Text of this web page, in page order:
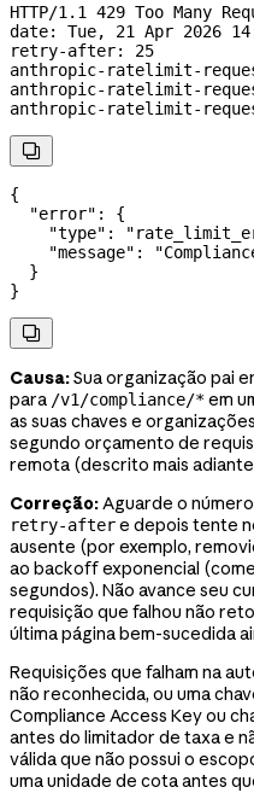
HTTP/1.1 429 Too Many
date:
Tue, 21 Apr 2026
retry-after:
25
anthropic-ratelimit-
anthropic-ratelimit-
anthropic-ratelimit-

{
  "error"
: {
    "type"
:
    "message"
:
  }
}

Causa:Sua organização pai
para /v1/compliance/*em
as suas chaves e
segundo orçamento de
remota (descrito mais
Correção:Aguarde o
retry-aftere depois tente
ausente (por exemplo,
ao backoff exponencial
segundos). Não avance seu
requisição que falhou não
última página bem-sucedida
Requisições que falham na
não reconhecida, ou uma
Compliance Access Key ou
antes do limitador de taxa e
válida que não possui o
uma unidade de cota antes